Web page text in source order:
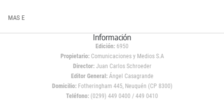
MAS E
Información
Edición: 6950
Propietario:Comunicaciones y Medios S.A
Director: Juan Carlos Schroeder
Editor General:Ángel Casagrande
Domicilio:Fotheringham 445, Neuquén (CP 8300)
Teléfono: (0299) 449 0400 / 449 0410